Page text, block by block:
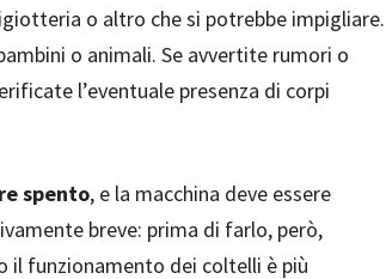
o altro che si potrebbe impigliare.
o animali. Se avvertite rumori o
l’eventuale presenza di corpi
spento, e la macchina deve essere
breve: prima di farlo, però,
il funzionamento dei coltelli è più